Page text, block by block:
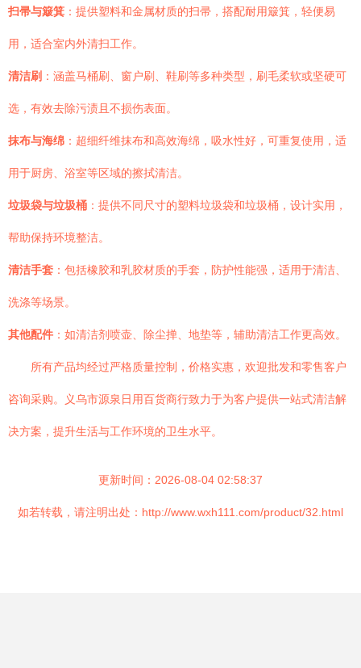
扫帚与簸箕 ：提供塑料和金属材质的扫帚，搭配耐用簸箕，轻便易
用，适合室内外清扫工作。
清洁刷 ：涵盖马桶刷、窗户刷、鞋刷等多种类型，刷毛柔软或坚硬可
选，有效去除污渍且不损伤表面。
抹布与海绵 ：超细纤维抹布和高效海绵，吸水性好，可重复使用，适
用于厨房、浴室等区域的擦拭清洁。
垃圾袋与垃圾桶 ：提供不同尺寸的塑料垃圾袋和垃圾桶，设计实用，
帮助保持环境整洁。
清洁手套 ：包括橡胶和乳胶材质的手套，防护性能强，适用于清洁、
洗涤等场景。
其他配件 ：如清洁剂喷壶、除尘掸、地垫等，辅助清洁工作更高效。
所有产品均经过严格质量控制，价格实惠，欢迎批发和零售客户
咨询采购。义乌市源泉日用百货商行致力于为客户提供一站式清洁解
决方案，提升生活与工作环境的卫生水平。
更新时间：2026-08-04 02:58:37
如若转载，请注明出处：http://www.wxh111.com/product/32.html